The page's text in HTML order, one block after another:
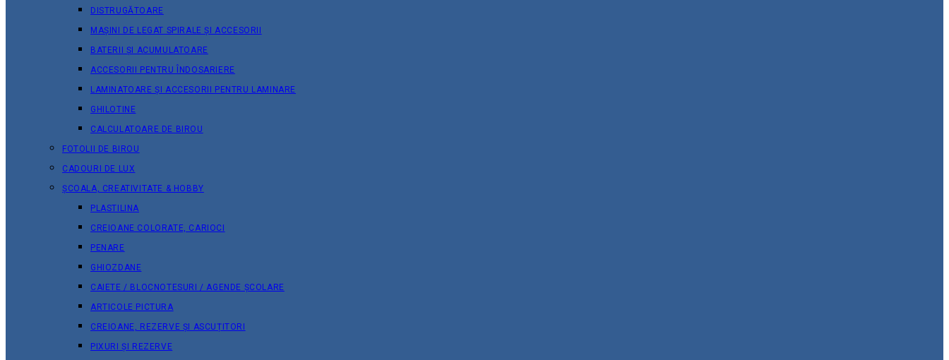
DISTRUGĂTOARE
MAȘINI DE LEGAT SPIRALE ȘI ACCESORII
BATERII ȘI ACUMULATOARE
ACCESORII PENTRU ÎNDOSARIERE
LAMINATOARE ȘI ACCESORII PENTRU LAMINARE
GHILOTINE
CALCULATOARE DE BIROU
FOTOLII DE BIROU
CADOURI DE LUX
ȘCOALA, CREATIVITATE & HOBBY
PLASTILINA
CREIOANE COLORATE, CARIOCI
PENARE
GHIOZDANE
CAIETE / BLOCNOTESURI / AGENDE ȘCOLARE
ARTICOLE PICTURA
CREIOANE, REZERVE ȘI ASCUȚITORI
PIXURI ȘI REZERVE